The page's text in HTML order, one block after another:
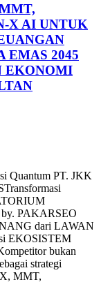
X AI UNTUK
EMAS 2045
EKONOMI
Quantum PT. JKK
PAKARSEO
dari LAWAN
EKOSISTEM
bukan
strategi
MMT,